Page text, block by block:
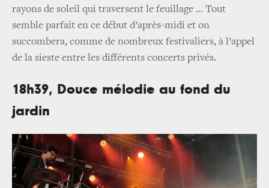
rayons de soleil qui traversent le feuillage … Tout
semble parfait en ce début d’après-midi et on
succombera, comme de nombreux festivaliers, à l’appel
de la sieste entre les différents concerts privés.
18h39, Douce mélodie au fond du
jardin